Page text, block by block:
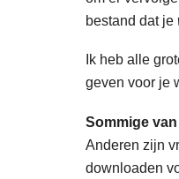
bestand dat je
Ik heb alle
geven voor je
Sommige
Anderen zijn
downloaden